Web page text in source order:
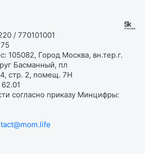
/ 770101001
105082, Город Москва, вн.тер.г.
Басманный, пл
стр. 2, помещ. 7Н
согласно приказу Минцифры: